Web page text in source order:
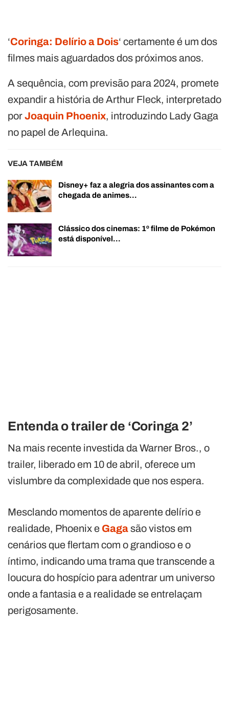
‘Coringa: Delírio a Dois‘ certamente é um dos
filmes mais aguardados dos próximos anos.
A sequência, com previsão para 2024, promete
expandir a história de Arthur Fleck, interpretado
porJoaquin Phoenix, introduzindo Lady Gaga
no papel de Arlequina.
VEJA TAMBÉM
Disney+ faz a alegria dos assinantes com a
chegada de animes…
Clássico dos cinemas: 1º filme de Pokémon
está disponível…
Entenda o trailer de ‘Coringa 2’
Na mais recente investida da Warner Bros., o
trailer, liberado em 10 de abril, oferece um
vislumbre da complexidade que nos espera.
Mesclando momentos de aparente delírio e
realidade, Phoenix e Gagasão vistos em
cenários que flertam com o grandioso e o
íntimo, indicando uma trama que transcende a
loucura do hospício para adentrar um universo
onde a fantasia e a realidade se entrelaçam
perigosamente.